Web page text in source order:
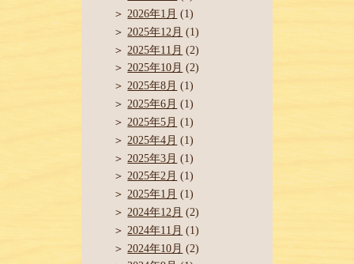
2026年1月 (1)
2025年12月 (1)
2025年11月 (2)
2025年10月 (2)
2025年8月 (1)
2025年6月 (1)
2025年5月 (1)
2025年4月 (1)
2025年3月 (1)
2025年2月 (1)
2025年1月 (1)
2024年12月 (2)
2024年11月 (1)
2024年10月 (2)